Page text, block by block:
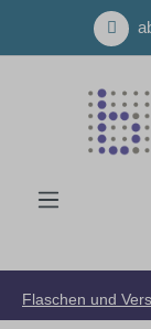
Zum Hauptinhalt
Flaschen und